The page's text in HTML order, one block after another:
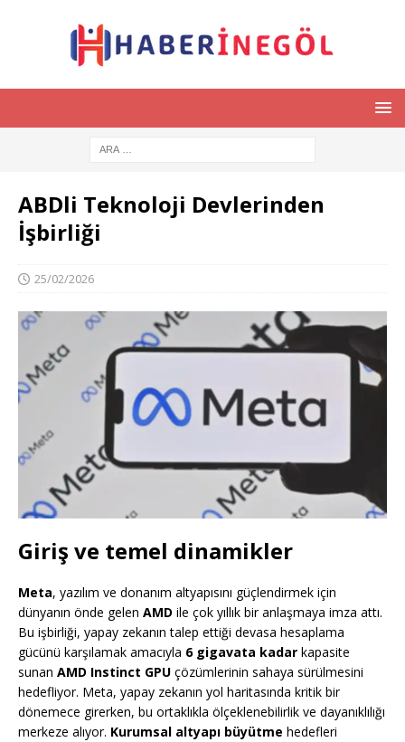
ABDli Teknoloji Devlerinden
İşbirliği
25/02/2026
Giriş ve temel dinamikler
Meta, yazılım ve donanım altyapısını güçlendirmek için
dünyanın önde gelen AMD ile çok yıllık bir anlaşmaya imza attı.
Bu işbirliği, yapay zekanın talep ettiği devasa hesaplama
gücünü karşılamak amacıyla 6 gigavata kadar kapasite
sunan AMD Instinct GPU çözümlerinin sahaya sürülmesini
hedefliyor. Meta, yapay zekanın yol haritasında kritik bir
dönemece girerken, bu ortaklıkla ölçeklenebilirlik ve dayanıklılığı
merkeze alıyor. Kurumsal altyapı büyütme hedefleri